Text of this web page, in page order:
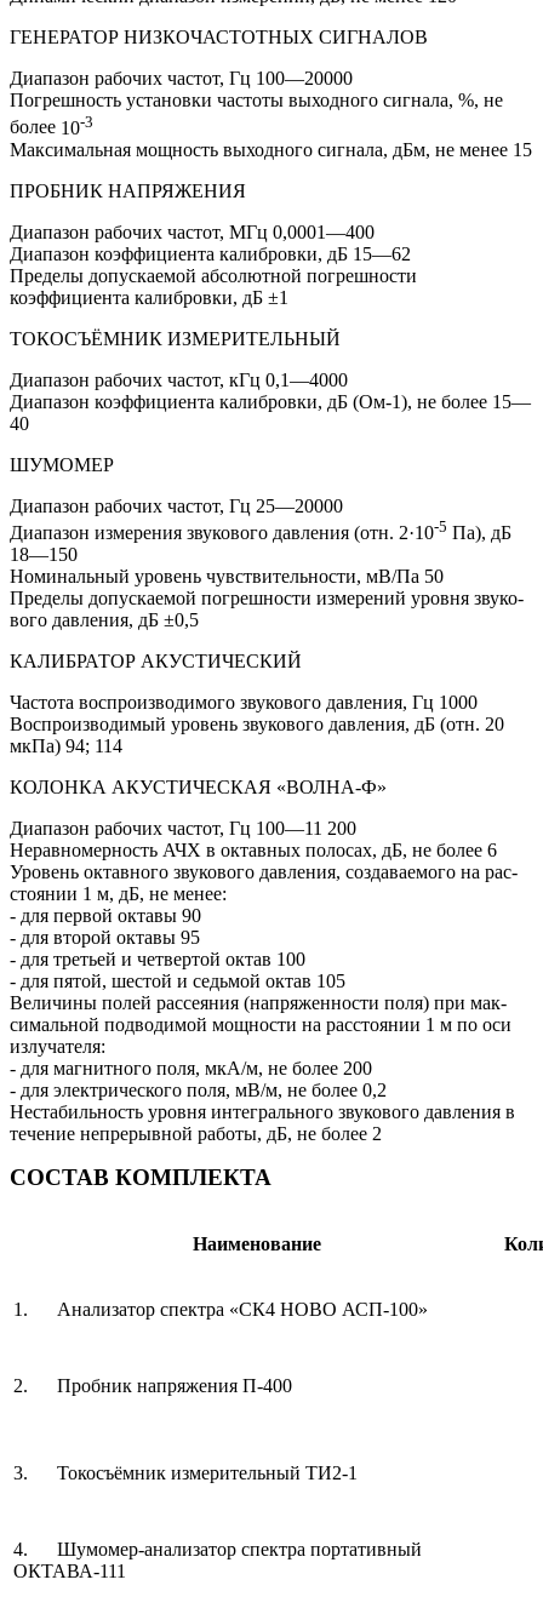
ГЕНЕРАТОР НИЗКОЧАСТОТНЫХ СИГНАЛОВ
Диапазон рабочих частот, Гц 100—20000
Погрешность установки частоты выходного сигнала, %, не
более 10-3
Максимальная мощность выходного сигнала, дБм, не менее 15
ПРОБНИК НАПРЯЖЕНИЯ
Диапазон рабочих частот, МГц 0,0001—400
Диапазон коэффициента калибровки, дБ 15—62
Пределы допускаемой абсолютной погрешности
коэффициента калибровки, дБ ±1
ТОКОСЪЁМНИК ИЗМЕРИТЕЛЬНЫЙ
Диапазон рабочих частот, кГц 0,1—4000
Диапазон коэффициента калибровки, дБ (Ом-1), не более 15—
40
ШУМОМЕР
Диапазон рабочих частот, Гц 25—20000
Диапазон измерения звукового давления (отн. 2·10-5 Па), дБ
18—150
Номинальный уровень чувствительности, мВ/Па 50
Пределы допускаемой погрешности измерений уровня звуко-
вого давления, дБ ±0,5
КАЛИБРАТОР АКУСТИЧЕСКИЙ
Частота воспроизводимого звукового давления, Гц 1000
Воспроизводимый уровень звукового давления, дБ (отн. 20
мкПа) 94; 114
КОЛОНКА АКУСТИЧЕСКАЯ «ВОЛНА-Ф»
Диапазон рабочих частот, Гц 100—11 200
Неравномерность АЧХ в октавных полосах, дБ, не более 6
Уровень октавного звукового давления, создаваемого на рас-
стоянии 1 м, дБ, не менее:
- для первой октавы 90
- для второй октавы 95
- для третьей и четвертой октав 100
- для пятой, шестой и седьмой октав 105
Величины полей рассеяния (напряженности поля) при мак-
симальной подводимой мощности на расстоянии 1 м по оси
излучателя:
- для магнитного поля, мкА/м, не более 200
- для электрического поля, мВ/м, не более 0,2
Нестабильность уровня интегрального звукового давления в
течение непрерывной работы, дБ, не более 2
СОСТАВ КОМПЛЕКТА
Наименование Кол
1. Анализатор спектра «СК4 НОВО АСП-100»
2. Пробник напряжения П-400
3. Токосъёмник измерительный ТИ2-1
4. Шумомер-анализатор спектра портативный
ОКТАВА-111